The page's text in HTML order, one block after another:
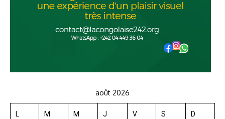
août 2026
L M M J V S D